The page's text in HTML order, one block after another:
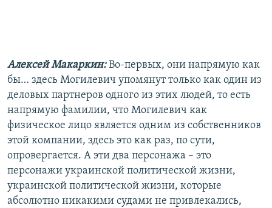
Алексей Макаркин: Во-первых, они напрямую как
бы… здесь Могилевич упомянут только как один из
деловых партнеров одного из этих людей, то есть
напрямую фамилии, что Могилевич как
физическое лицо является одним из собственников
этой компании, здесь это как раз, по сути,
опровергается. А эти два персонажа – это
персонажи украинской политической жизни,
украинской политической жизни, которые
абсолютно никакими судами не привлекались,